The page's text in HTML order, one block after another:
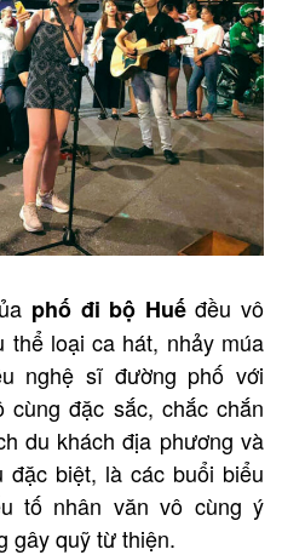
phố đi bộ Huếđều vô
thể loại ca hát, nhảy múa
nghệ sĩ đường phố với
đặc sắc, chắc chắn
du khách địa phương và
đặc biệt, là các buổi biểu
tố nhân văn vô cùng ý
gây quỹ từ thiện.